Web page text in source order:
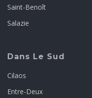
Saint-Benoît
Salazie
Dans Le Sud
Cilaos
Entre-Deux